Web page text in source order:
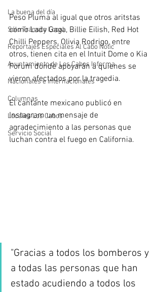
La buena del día
Sólo Tránsito Local
Reportajes Especiales Al Cabo Notic
Ayuntamiento de Los Cabos Informa
Nacionales e Internacionales
Columnas
Locales Los Cabos
Servicio Social
Peso Pluma al igual que otros aritstas
como Lady Gaga, Billie Eilish, Red Hot
Chilli Peppers, Olivia Rodrigo, entre
otros, tienen cita en el Intuit Dome o Kia
Forum donde apoyarán a quienes se
vieron afectados por la tragedia.
El cantante mexicano publicó en
Instagram un mensaje de
agradecimiento a las personas que
luchan contra el fuego en California.
"Gracias a todos los bomberos y
a todas las personas que han
estado acudiendo a todos los